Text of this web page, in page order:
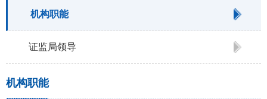
机构职能
证监局领导
机构职能